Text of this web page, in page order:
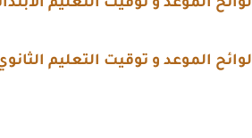
لوائح الموعد و توقيت التعليم
لوائح الموعد و توقيت التعليم